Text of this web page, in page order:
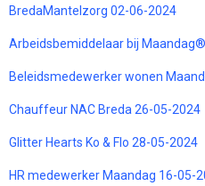
BredaMantelzorg 02-06-2024
Arbeidsbemiddelaar bij
Beleidsmedewerker wonen
Chauffeur NAC Breda 26-05-2024
Glitter Hearts Ko & Flo 28-05-2024
HR medewerker Maandag 16-05-